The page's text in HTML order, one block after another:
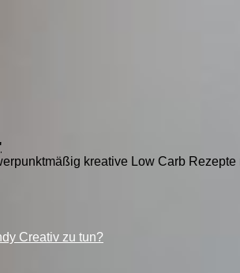
kreative Low Carb Rezepte
Creativ zu tun?